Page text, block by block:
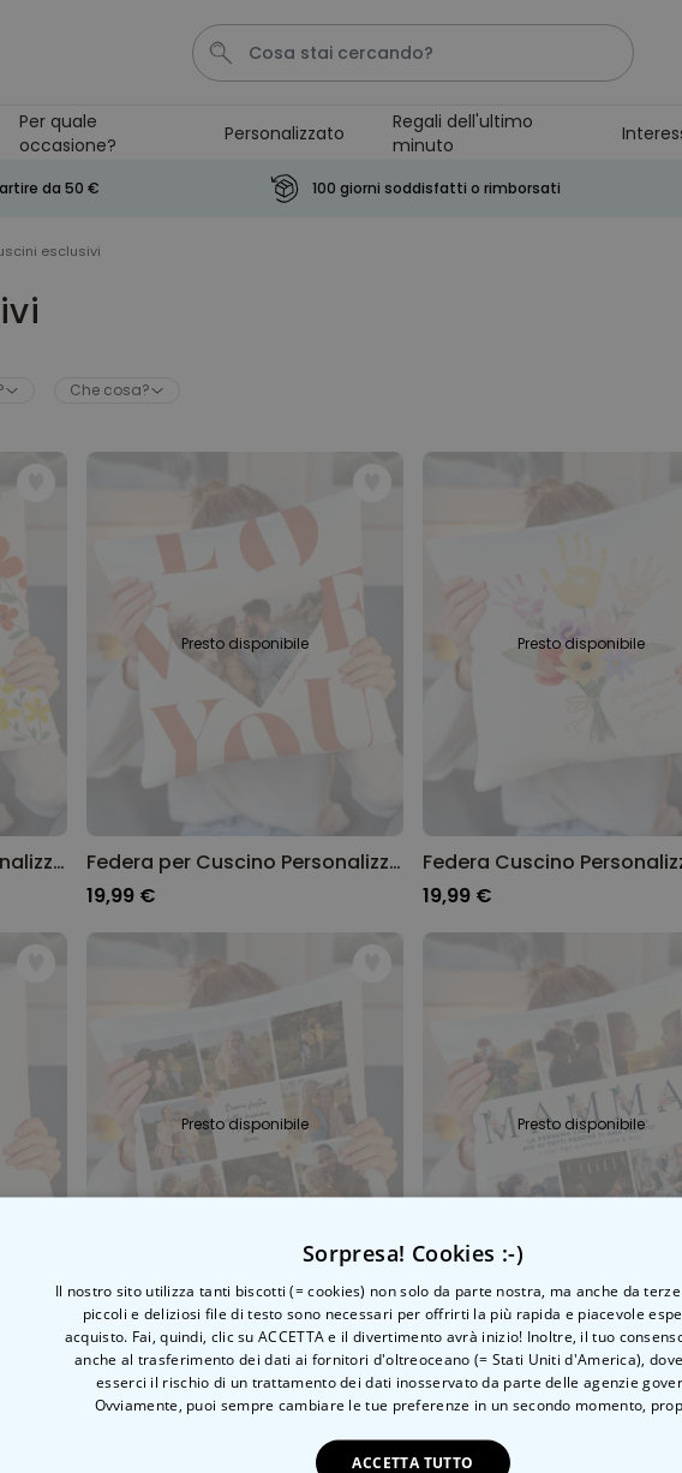
Tazza
Faccia
Telo Mare Personalizzato in
volte
Personalizzabile
Personalizzabile
Set Regalo Birra
45,48 €
Per quale
occasione?
Personalizzato
Regali dell'ultimo
minuto
da 50 € 100 giorni soddisfatti o rimborsati
esclusivi
Che cosa?
Federa per Cuscino Personalizzata con Foto e Testo
Presto disponibile
Federa per Cuscino Personalizzata a forma di Cuore con Foto e Testo
19,99 €
Presto disponibile
19,99 €
Presto disponibile
Federa per Cuscino Personalizzata con Testo e Simboli
19,99 €
Presto disponibile
19,99 €
Sorpresa! Cookies :-)
Il nostro sito utilizza tanti biscotti (= cookies) non solo da parte nostra, ma anche da
piccoli e deliziosi file di testo sono necessari per offrirti la più rapida e piacevole
acquisto. Fai, quindi, clic su ACCETTA e il divertimento avrà inizio! Inoltre, il tuo
anche al trasferimento dei dati ai fornitori d'oltreoceano (= Stati Uniti d'America),
esserci il rischio di un trattamento dei dati inosservato da parte delle agenzie
Ovviamente, puoi sempre cambiare le tue preferenze in un secondo momento,
ACCETTA TUTTO